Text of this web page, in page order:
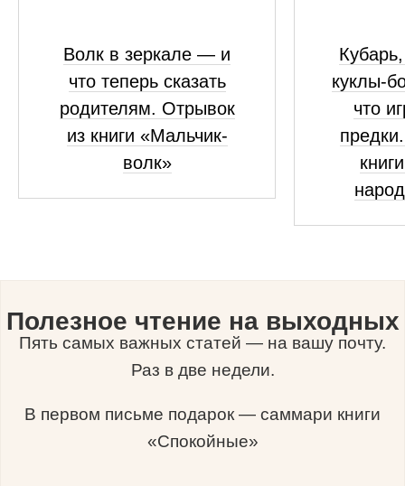
Волк в зеркале — и
что теперь сказать
родителям. Отрывок
из книги «Мальчик-
волк»
куклы-
что
Полезное чтение на выходных
Пять самых важных статей — на вашу почту.
Раз в две недели.
В первом письме подарок — саммари книги
«Спокойные»